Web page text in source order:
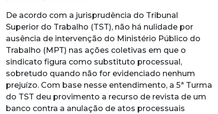
De acordo com a jurisprudência do Tribunal
Superior do Trabalho (TST), não há nulidade por
ausência de intervenção do Ministério Público do
Trabalho (MPT) nas ações coletivas em que o
sindicato figura como substituto processual,
sobretudo quando não for evidenciado nenhum
prejuízo. Com base nesse entendimento, a 5ª Turma
do TST deu provimento a recurso de revista de um
banco contra a anulação de atos processuais